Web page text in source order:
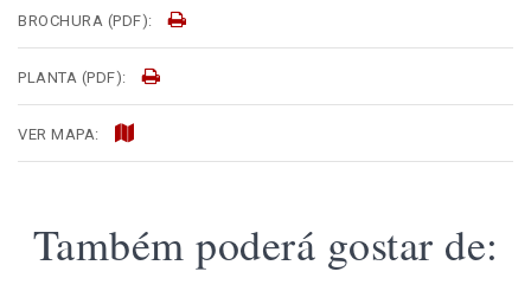
BROCHURA (PDF):
PLANTA (PDF):
VER MAPA:
Também poderá gostar de: